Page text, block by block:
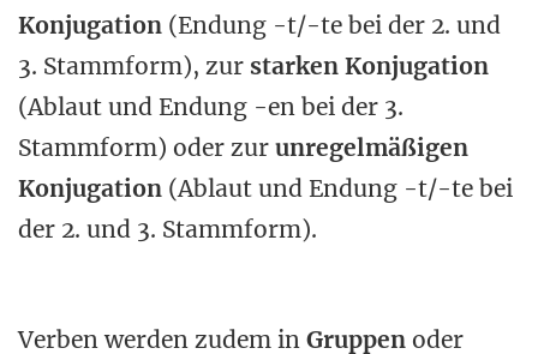
Konjugation (Endung -t/-te bei der 2. und
3. Stammform), zur starken Konjugation
(Ablaut und Endung -en bei der 3.
Stammform) oder zur unregelmäßigen
Konjugation (Ablaut und Endung -t/-te bei
der 2. und 3. Stammform).
Verben werden zudem in Gruppen oder